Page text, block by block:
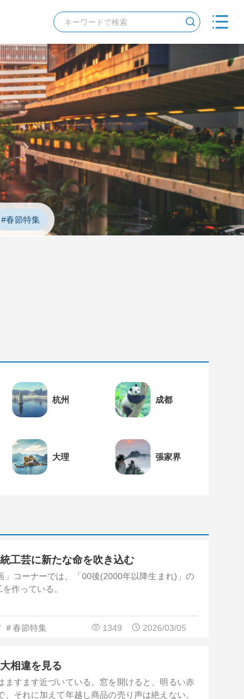
#春節特集
杭州 成都
大理 張家界
工芸に新たな命を吹き込む
コーナーでは、「00後(2000年以降生まれ)」の
作っている。
＃春節特集 1349 2026/03/05
相違を見る
すます近づいている。窓を開けると、明るい赤
それに加えて年越し商品の売り声は絶えない。